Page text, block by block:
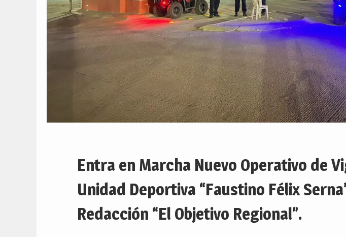
Entra en Marcha Nuevo Operativo de
Unidad Deportiva “Faustino Félix
Redacción “El Objetivo Regional”.